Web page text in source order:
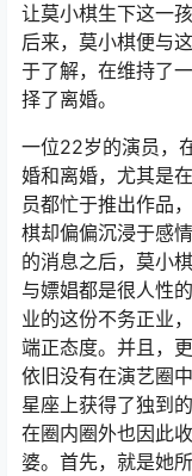
让莫小棋生下这一
后来，莫小棋便与
于了解，在维持了
择了离婚。
一位22岁的演员，
婚和离婚，尤其是
员都忙于推出作品
棋却偏偏沉浸于感
的消息之后，莫小
与嫖娼都是很人性
业的这份不务正业
端正态度。并且，
依旧没有在演艺圈
星座上获得了独到
在圈内圈外也因此
婆。首先，就是她